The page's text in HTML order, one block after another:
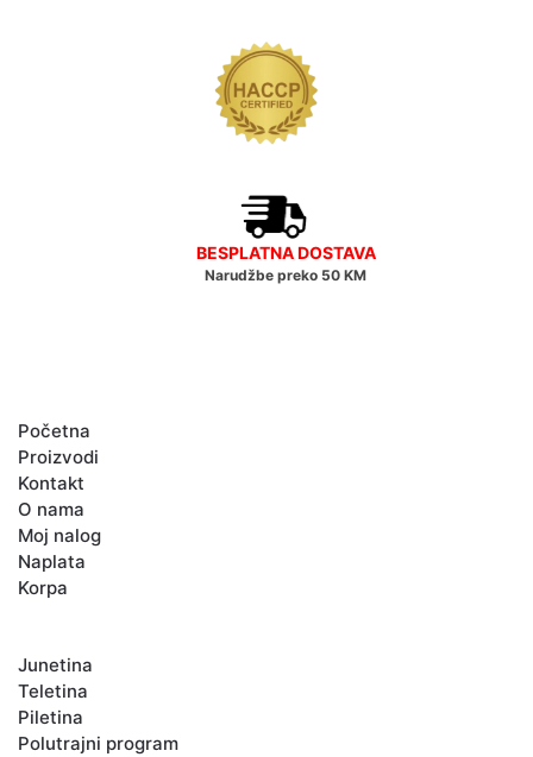
BESPLATNA DOSTAVA
Narudžbe preko 50 KM
Početna
Proizvodi
Kontakt
O nama
Moj nalog
Naplata
Korpa
Junetina
Teletina
Piletina
Polutrajni program